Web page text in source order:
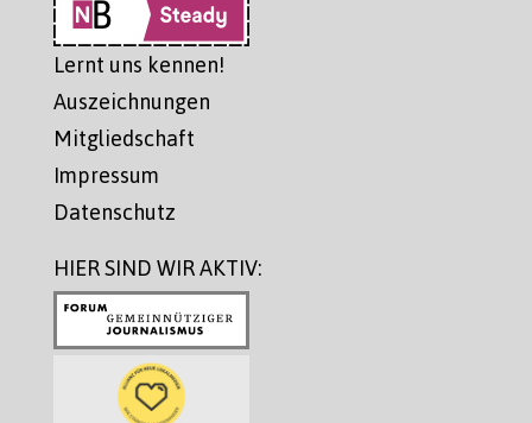
Lernt uns kennen!
Auszeichnungen
Mitgliedschaft
Impressum
Datenschutz
HIER SIND WIR AKTIV: